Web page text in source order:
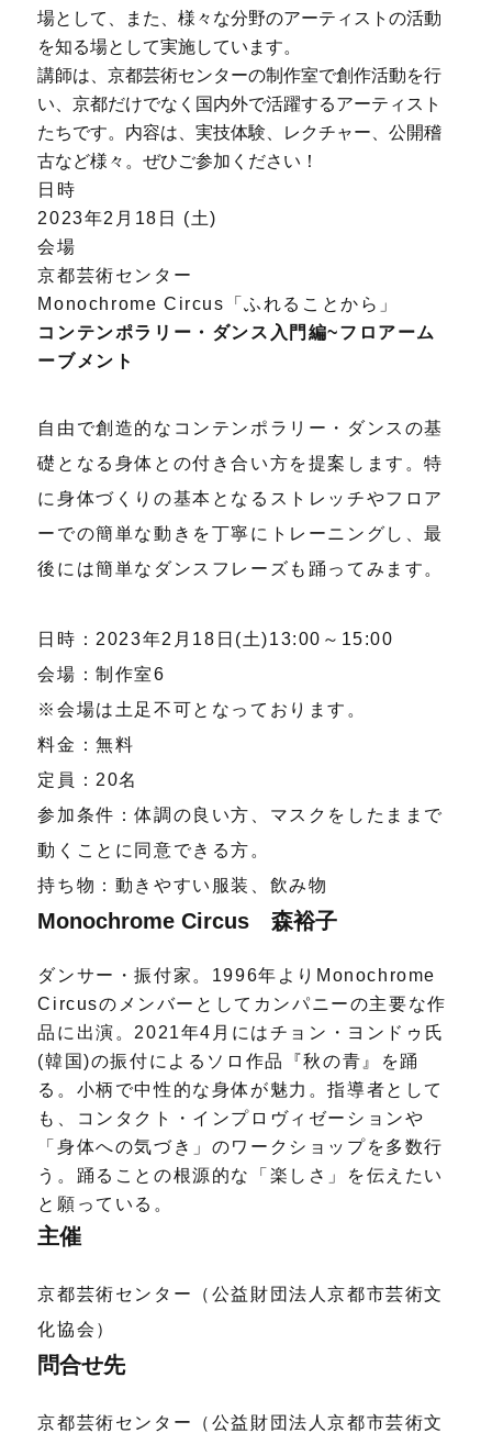
場として、また、様々な分野のアーティストの活動
を知る場として実施しています。
講師は、京都芸術センターの制作室で創作活動を行
い、京都だけでなく国内外で活躍するアーティスト
たちです。内容は、実技体験、レクチャー、公開稽
古など様々。ぜひご参加ください！
日時
2023年2月18日 (土)
会場
京都芸術センター
Monochrome Circus「ふれることから」
コンテンポラリー・ダンス入門編~フロアーム
ーブメント
自由で創造的なコンテンポラリー・ダンスの基
礎となる身体との付き合い方を提案します。特
に身体づくりの基本となるストレッチやフロア
ーでの簡単な動きを丁寧にトレーニングし、最
後には簡単なダンスフレーズも踊ってみます。
日時：2023年2月18日(土)13:00～15:00
会場：制作室6
※会場は土足不可となっております。
料金：無料
定員：20名
参加条件：体調の良い方、マスクをしたままで
動くことに同意できる方。
持ち物：動きやすい服装、飲み物
Monochrome Circus 森裕子
ダンサー・振付家。1996年よりMonochrome
Circusのメンバーとしてカンパニーの主要な作
品に出演。2021年4月にはチョン・ヨンドゥ氏
(韓国)の振付によるソロ作品『秋の青』を踊
る。小柄で中性的な身体が魅力。指導者として
も、コンタクト・インプロヴィゼーションや
「身体への気づき」のワークショップを多数行
う。踊ることの根源的な「楽しさ」を伝えたい
と願っている。
主催
京都芸術センター（公益財団法人京都市芸術文
化協会）
問合せ先
京都芸術センター（公益財団法人京都市芸術文